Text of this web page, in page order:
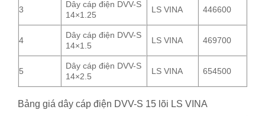
3
Dây cáp điện DVV-S
14×1.25
LS VINA 446600
4
Dây cáp điện DVV-S
14×1.5
LS VINA 469700
5
Dây cáp điện DVV-S
14×2.5
LS VINA 654500
Bảng giá dây cáp điện DVV-S 15 lõi LS VINA